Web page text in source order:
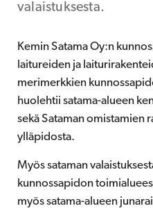
valaistuksesta.
Kemin Satama Oy:n
laitureiden ja
merimerkkien
huolehtii satama-alueen
sekä Sataman omistamien
ylläpidosta.
Myös sataman
kunnossapidon
myös satama-alueen